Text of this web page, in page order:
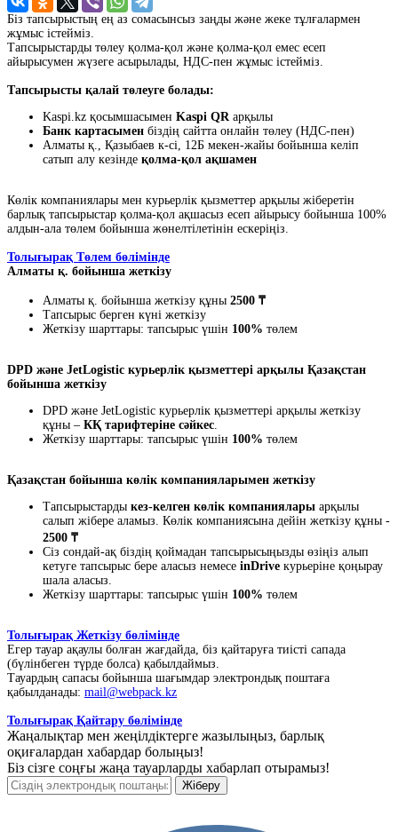
Біз тапсырыстың ең аз сомасынсыз заңды және жеке тұлғалармен
жұмыс істейміз.
Тапсырыстарды төлеу қолма-қол және қолма-қол емес есеп
айырысумен жүзеге асырылады, НДС-пен жұмыс істейміз.
Тапсырысты қалай төлеуге болады:
Kaspi.kz қосымшасымен Kaspi QRарқылы
Банк картасымен біздің сайтта онлайн төлеу (НДС-пен)
Алматы қ., Қазыбаев к-сі, 12Б мекен-жайы бойынша келіп
сатып алу кезінде қолма-қол ақшамен
Көлік компаниялары мен курьерлік қызметтер арқылы жіберетін
барлық тапсырыстар қолма-қол ақшасыз есеп айырысу бойынша 100%
алдын-ала төлем бойынша жөнелтілетінін ескеріңіз.
Толығырақ Төлем бөлімінде
Алматы қ. бойынша жеткізу
Алматы қ. бойынша жеткізу құны 2500 ₸
Тапсырыс берген күні жеткізу
Жеткізу шарттары: тапсырыс үшін 100% төлем
DPD және JetLogistic курьерлік қызметтері арқылы Қазақстан
бойынша жеткізу
DPD және JetLogistic курьерлік қызметтері арқылы жеткізу
құны – КҚ тарифтеріне сәйкес.
Жеткізу шарттары: тапсырыс үшін 100% төлем
Қазақстан бойынша көлік компанияларымен жеткізу
Тапсырыстарды кез-келген көлік компаниялары арқылы
салып жібере аламыз. Көлік компаниясына дейін жеткізу құны -
2500 ₸
Сіз сондай-ақ біздің қоймадан тапсырысыңызды өзіңіз алып
кетуге тапсырыс бере аласыз немесе inDrive курьеріне қоңырау
шала аласыз.
Жеткізу шарттары: тапсырыс үшін 100% төлем
Толығырақ Жеткізу бөлімінде
Егер тауар ақаулы болған жағдайда, біз қайтаруға тиісті сапада
(бүлінбеген түрде болса) қабылдаймыз.
Тауардың сапасы бойынша шағымдар электрондық поштаға
қабылданады: mail@webpack.kz
Толығырақ Қайтару бөлімінде
Жаңалықтар мен жеңілдіктерге жазылыңыз, барлық
оқиғалардан хабардар болыңыз!
Біз сізге соңғы жаңа тауарларды хабарлап отырамыз!